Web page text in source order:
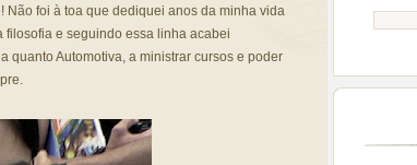
Não foi à toa que dediquei anos da minha vida
filosofia e seguindo essa linha acabei
quanto Automotiva, a ministrar cursos e poder